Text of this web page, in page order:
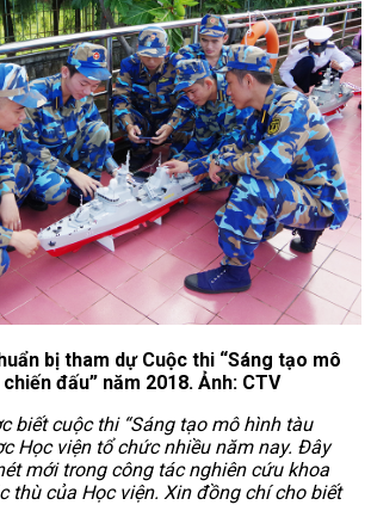
bị tham dự Cuộc thi “Sáng tạo mô
đấu” năm 2018. Ảnh: CTV
biết cuộc thi “Sáng tạo mô hình tàu
Học viện tổ chức nhiều năm nay. Đây
mới trong công tác nghiên cứu khoa
thù của Học viện. Xin đồng chí cho biết